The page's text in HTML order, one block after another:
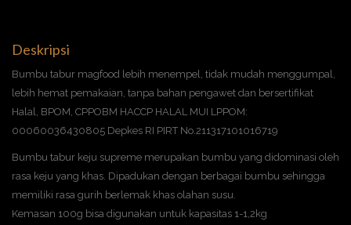
Deskripsi
Bumbu tabur magfood lebih menempel, tidak mudah menggumpal,
lebih hemat pemakaian, tanpa bahan pengawet dan bersertifikat
Halal, BPOM, CPPOBM HACCP HALAL MUI LPPOM:
00060036430805 Depkes RI PIRT No.211317101016719
Bumbu tabur keju supreme merupakan bumbu yang didominasi oleh
rasa keju yang khas. Dipadukan dengan berbagai bumbu sehingga
memiliki rasa gurih berlemak khas olahan susu.
Kemasan 100g bisa digunakan untuk kapasitas 1-1,2kg